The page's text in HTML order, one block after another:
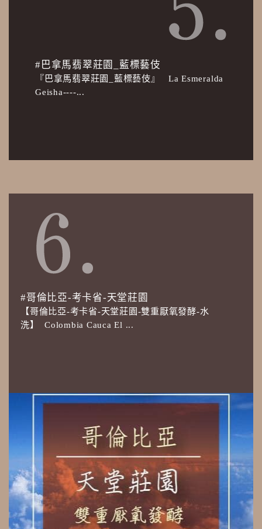
#巴拿馬翡翠莊園_藍標藝伎
『巴拿馬翡翠莊園_藍標藝伎』 La Esmeralda
Geisha----...
#哥倫比亞-考卡省-天堂莊園
【哥倫比亞-考卡省-天堂莊園-雙重厭氧發酵-水
洗】 Colombia Cauca El ...